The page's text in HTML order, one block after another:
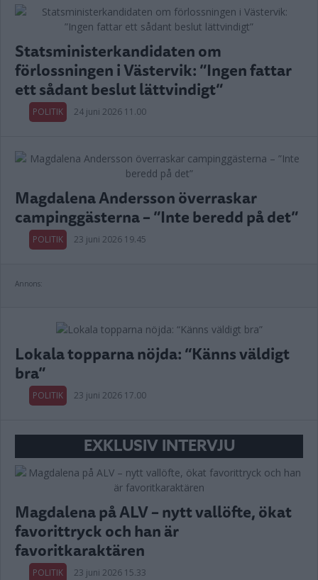
Statsministerkandidaten om
förlossningen i Västervik: ”Ingen fattar
ett sådant beslut lättvindigt”
POLITIK 24 juni 2026 11.00
Magdalena Andersson överraskar
campinggästerna – ”Inte beredd på det”
POLITIK 23 juni 2026 19.45
Annons:
Lokala topparna nöjda: “Känns väldigt
bra”
POLITIK 23 juni 2026 17.00
EXKLUSIV INTERVJU
Magdalena på ALV – nytt vallöfte, ökat
favorittryck och han är
favoritkaraktären
POLITIK 23 juni 2026 15.33